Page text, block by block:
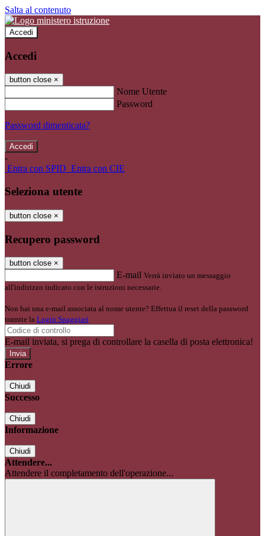
Salta al contenuto
Accedi
Accedi
button close ×
Nome Utente
Password
Password dimenticata?
-
Entra con SPID Entra con CIE
Seleziona utente
button close ×
Recupero password
button close ×
E-mail Verrà inviato un messaggio
all'indirizzo indicato con le istruzioni necessarie.
Non hai una e-mail associata al nome utente? Effettua il reset della password
tramite la Login Spaggiari
E-mail inviata, si prega di controllare la casella di posta elettronica!
Errore
Chiudi
Successo
Chiudi
Informazione
Chiudi
Attendere...
Attendere il completamento dell'operazione...